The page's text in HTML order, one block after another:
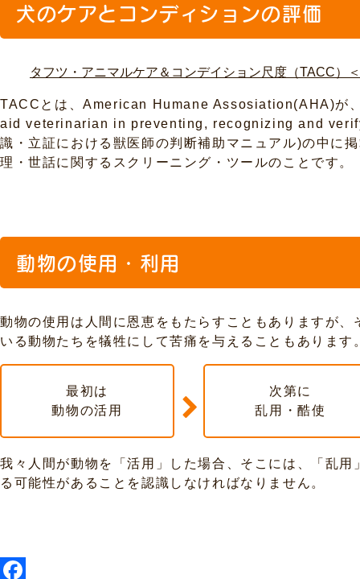
犬のケアとコンディションの評価
タフツ・アニマルケア＆コンデイション尺度（TACC）
TACCとは、American Humane Assosiation(AHA)が
aid veterinarian in preventing, recognizing and
識・立証における獣医師の判断補助マニュアル)の中に
理・世話に関するスクリーニング・ツールのことです。
動物の使用・利用
動物の使用は人間に恩恵をもたらすこともありますが
いる動物たちを犠牲にして苦痛を与えることもあります
最初は
動物の活用
次第に
乱用・酷使
我々人間が動物を「活用」した場合、そこには、「乱
る可能性があることを認識しなければなりません。